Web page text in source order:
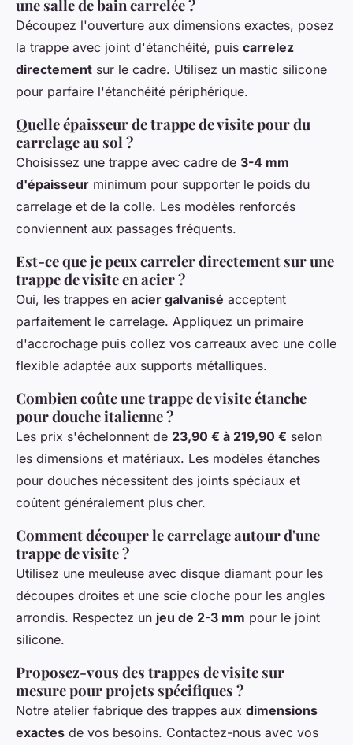
une salle de bain carrelée ?
Découpez l'ouverture aux dimensions exactes, posez
la trappe avec joint d'étanchéité, puis carrelez
directement sur le cadre. Utilisez un mastic silicone
pour parfaire l'étanchéité périphérique.
Quelle épaisseur de trappe de visite pour du
carrelage au sol ?
Choisissez une trappe avec cadre de 3-4 mm
d'épaisseur minimum pour supporter le poids du
carrelage et de la colle. Les modèles renforcés
conviennent aux passages fréquents.
Est-ce que je peux carreler directement sur une
trappe de visite en acier ?
Oui, les trappes en acier galvanisé acceptent
parfaitement le carrelage. Appliquez un primaire
d'accrochage puis collez vos carreaux avec une colle
flexible adaptée aux supports métalliques.
Combien coûte une trappe de visite étanche
pour douche italienne ?
Les prix s'échelonnent de 23,90 € à 219,90 € selon
les dimensions et matériaux. Les modèles étanches
pour douches nécessitent des joints spéciaux et
coûtent généralement plus cher.
Comment découper le carrelage autour d'une
trappe de visite ?
Utilisez une meuleuse avec disque diamant pour les
découpes droites et une scie cloche pour les angles
arrondis. Respectez un jeu de 2-3 mm pour le joint
silicone.
Proposez-vous des trappes de visite sur
mesure pour projets spécifiques ?
Notre atelier fabrique des trappes aux dimensions
exactes de vos besoins. Contactez-nous avec vos